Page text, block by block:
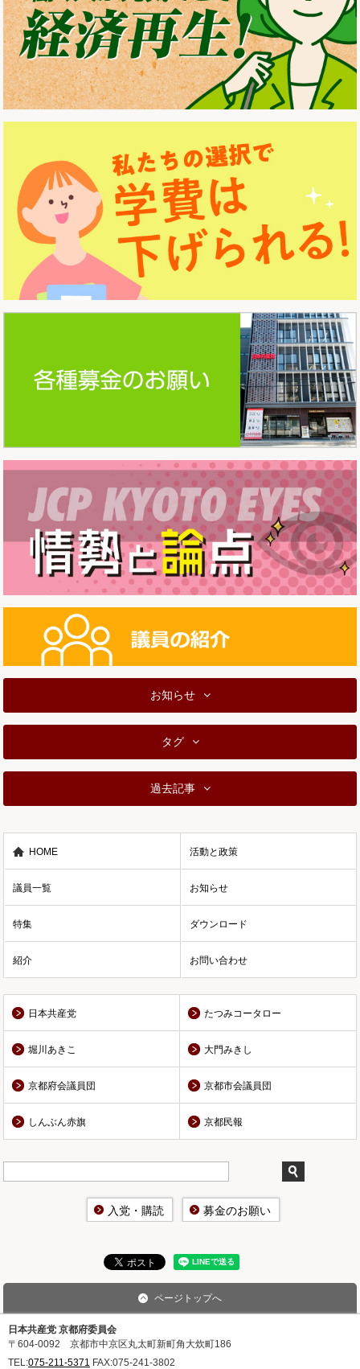
お知らせ
タグ
過去記事
HOME 活動と政策
議員一覧 お知らせ
特集 ダウンロード
紹介 お問い合わせ
日本共産党 たつみコータロー
堀川あきこ 大門みきし
京都府会議員団 京都市会議員団
しんぶん赤旗 京都民報
入党・購読 募金のお願い
ページトップへ
日本共産党 京都府委員会
〒604-0092 京都市中京区丸太町新町角大炊町186
TEL:075-211-5371 FAX:075-241-3802